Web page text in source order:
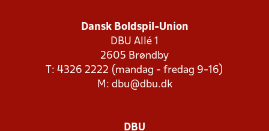
Dansk Boldspil-Union
DBU Allé 1
2605 Brøndby
T: 4326 2222 (mandag - fredag 9-16)
M: dbu@dbu.dk
DBU